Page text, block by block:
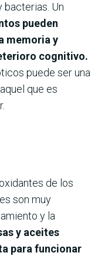
Un
pueden
memoria y
cognitivo.
puede ser una
que es
de los
son muy
y la
y aceites
para funcionar